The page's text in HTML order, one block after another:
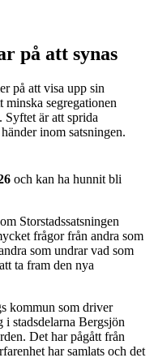
på att synas
på att visa upp sin
minska segregationen
Syftet är att sprida
inom satsningen.
och kan ha hunnit bli
Storstadssatsningen
frågor från andra som
som undrar vad som
ta fram den nya
kommun som driver
i stadsdelarna Bergsjön
Det har pågått från
har samlats och det